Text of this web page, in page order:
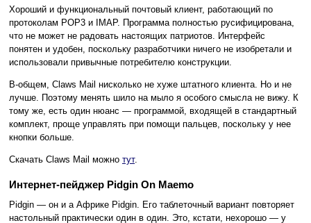
Хороший и функциональный почтовый клиент, работающий по
протоколам POP3 и IMAP. Программа полностью русифицирована,
что не может не радовать настоящих патриотов. Интерфейс
понятен и удобен, поскольку разработчики ничего не изобретали и
использовали привычные потребителю конструкции.
В-общем, Claws Mail нисколько не хуже штатного клиента. Но и не
лучше. Поэтому менять шило на мыло я особого смысла не вижу. К
тому же, есть один нюанс — программой, входящей в стандартный
комплект, проще управлять при помощи пальцев, поскольку у нее
кнопки больше.
Скачать Claws Mail можно тут.
Интернет-пейджер Pidgin On Maemo
Pidgin — он и а Африке Pidgin. Его таблеточный вариант повторяет
настольный практически один в один. Это, кстати, нехорошо — у